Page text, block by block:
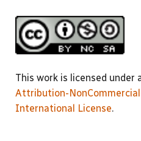
This work is licensed under
Attribution-
International License.